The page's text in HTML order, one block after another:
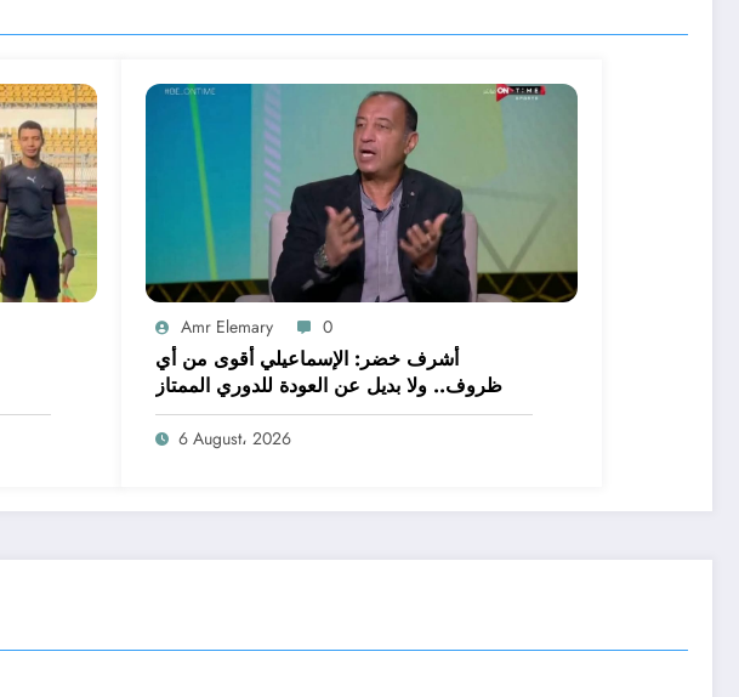
Amr Elemary 0
أشرف خضر: الإسماعيلي أقوى من أي
ظروف.. ولا بديل عن العودة للدوري الممتاز
6 August، 2026